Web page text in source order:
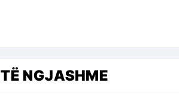
TË NGJASHME